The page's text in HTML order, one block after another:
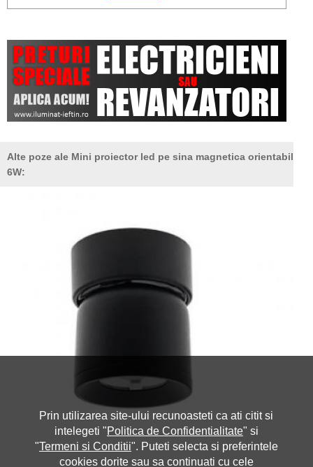
Alte poze ale Mini proiector led pe sina magnetica orientabil
6W:
Prin utilizarea site-ului recunoasteti ca ati citit si
intelegeti "Politica de Confidentialitate" si
"Termeni si Conditii". Puteti selecta si preferintele
cookies dorite sau sa continuati cu cele